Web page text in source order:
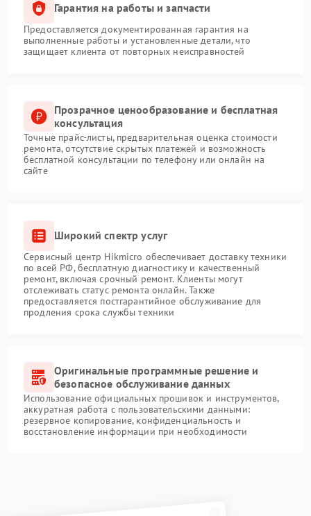
Гарантия на работы и запчасти
Предоставляется документированная гарантия на
выполненные работы и установленные детали, что
защищает клиента от повторных неисправностей
Прозрачное ценообразование и бесплатная
консультация
Точные прайс-листы, предварительная оценка стоимости
ремонта, отсутствие скрытых платежей и возможность
бесплатной консультации по телефону или онлайн на
сайте
Широкий спектр услуг
Сервисный центр Hikmicro обеспечивает доставку техники
по всей РФ, бесплатную диагностику и качественный
ремонт, включая срочный ремонт. Клиенты могут
отслеживать статус ремонта онлайн. Также
предоставляется постгарантийное обслуживание для
продления срока службы техники
Оригинальные программные решение и
безопасное обслуживание данных
Использование официальных прошивок и инструментов,
аккуратная работа с пользовательскими данными:
резервное копирование, конфиденциальность и
восстановление информации при необходимости